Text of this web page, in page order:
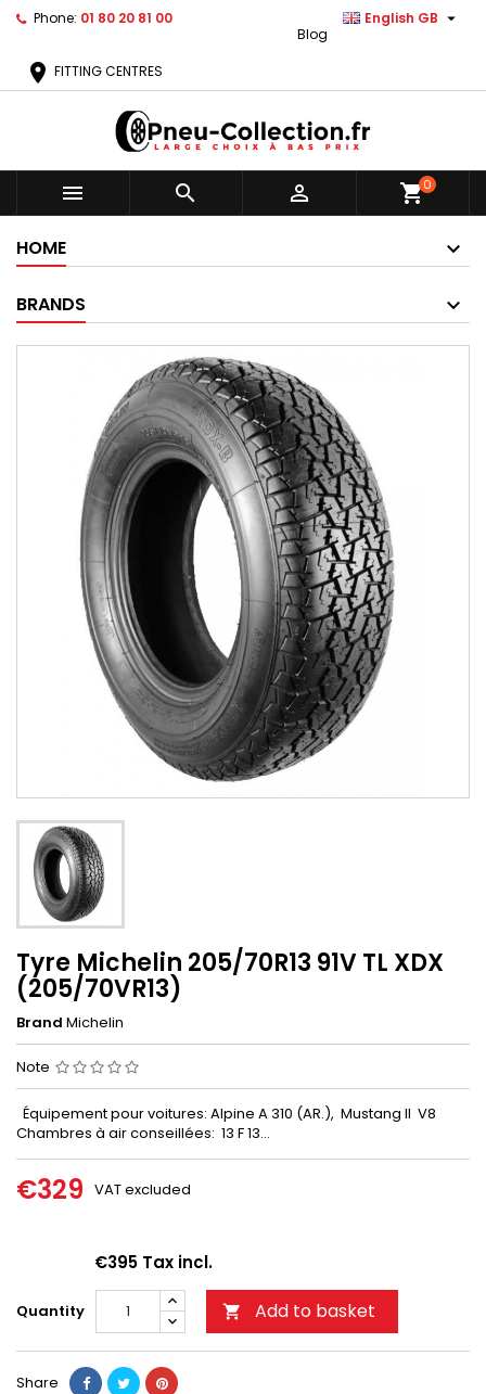
Phone: 01 80 20 81 00 English GB 
Blog
location_on FITTING CENTRES
   shopping_cart0
HOME
BRANDS
Tyre Michelin 205/70R13 91V TL XDX
(205/70VR13)
Brand Michelin
Note
Équipement pour voitures: Alpine A 310 (AR.), Mustang II V8
Chambres à air conseillées: 13 F 13...
€329 VAT excluded
€395 Tax incl.
Quantity  Add to basket
Share